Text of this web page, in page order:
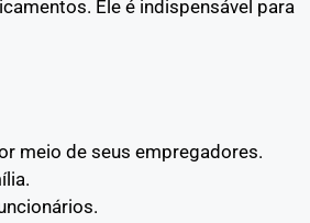
Ele é indispensável para
meio de seus empregadores.